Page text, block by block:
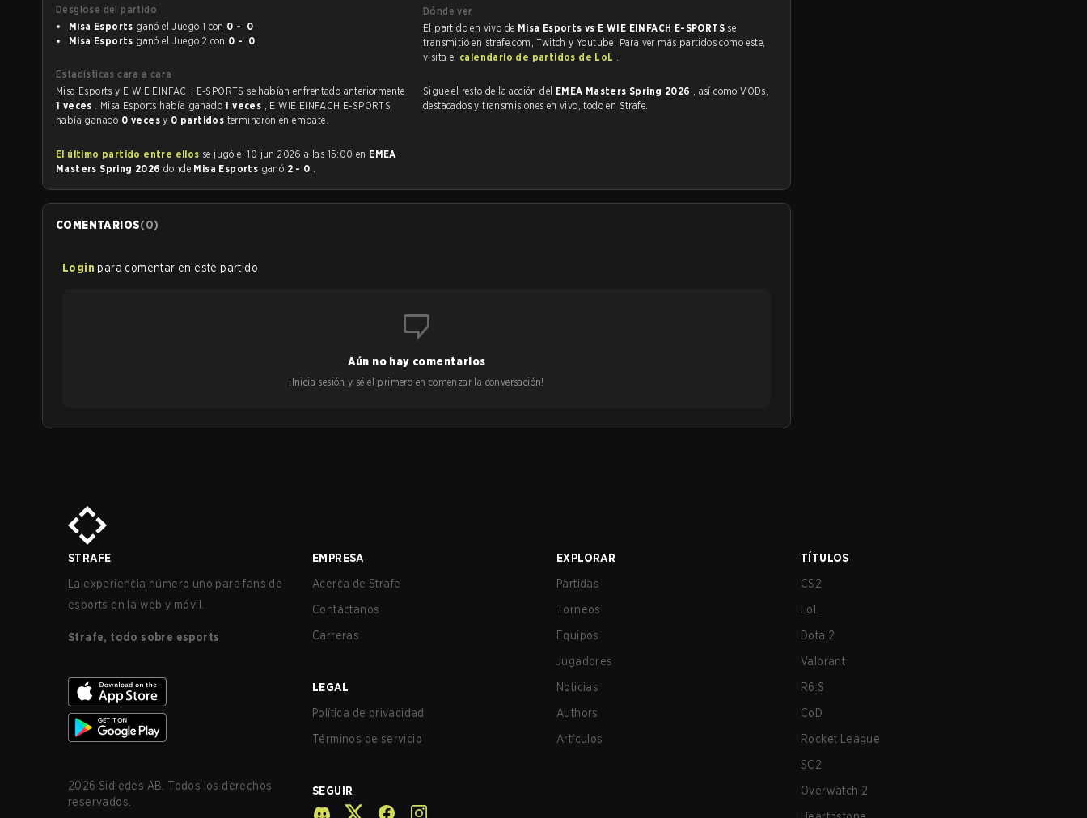
Desglose del partido
Misa Esports
ganó el Juego 1 con
0 - 0
Misa Esports
ganó el Juego 2 con 0 - 0
Estadísticas cara a cara
Misa Esports y E WIE EINFACH E-SPORTS se habían enfrentado anteriormente
1 veces . Misa Esports había ganado1 veces , E WIE EINFACH E-SPORTS
había ganado 0 vecesy 0 partidos terminaron en empate.
El último partido entre ellos se jugó el 10 jun 2026 a las 15:00 en EMEA
Masters Spring 2026 donde Misa Esports ganó 2 - 0 .
Dónde ver
El partido en vivo de Misa Esports vs E WIE EINFACH E-SPORTS se
transmitió en strafe.com, Twitch y Youtube. Para ver más partidos como este,
visita el calendario de partidos de LoL .
Sigue el resto de la acción del EMEA Masters Spring 2026 , así como VODs,
destacados y transmisiones en vivo, todo en Strafe.
COMENTARIOS(0)
Login para comentar en este partido
Aún no hay comentarios
¡Inicia sesión y sé el primero en comenzar la conversación!
STRAFE
La experiencia número uno para fans de
esports en la web y móvil.
Strafe, todo sobre esports
2026 Sidledes AB. Todos los derechos
reservados.
EMPRESA
Acerca de Strafe
Contáctanos
Carreras
LEGAL
Política de privacidad
Términos de servicio
SEGUIR
EXPLORAR
Partidas
Torneos
Equipos
Jugadores
Noticias
Authors
Artículos
TÍTULOS
CS2
LoL
Dota 2
Valorant
R6:S
CoD
Rocket League
SC2
Overwatch 2